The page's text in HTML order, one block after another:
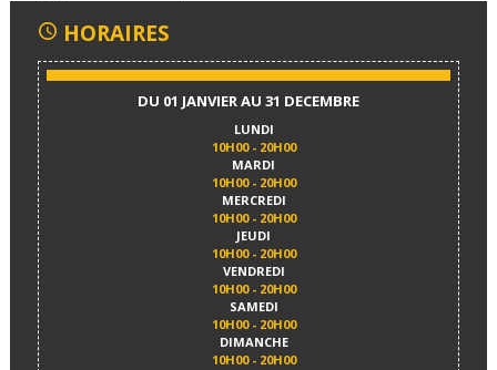
HORAIRES
DU 01 JANVIER AU 31 DECEMBRE
LUNDI
10H00 - 20H00
MARDI
10H00 - 20H00
MERCREDI
10H00 - 20H00
JEUDI
10H00 - 20H00
VENDREDI
10H00 - 20H00
SAMEDI
10H00 - 20H00
DIMANCHE
10H00 - 20H00